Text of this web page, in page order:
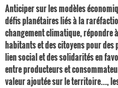
Anticiper sur les modèles
défis planétaires liés à la
changement climatique, répondre
habitants et des citoyens pour
lien social et des solidarités en
entre producteurs et
valeur ajoutée sur le territoire…,